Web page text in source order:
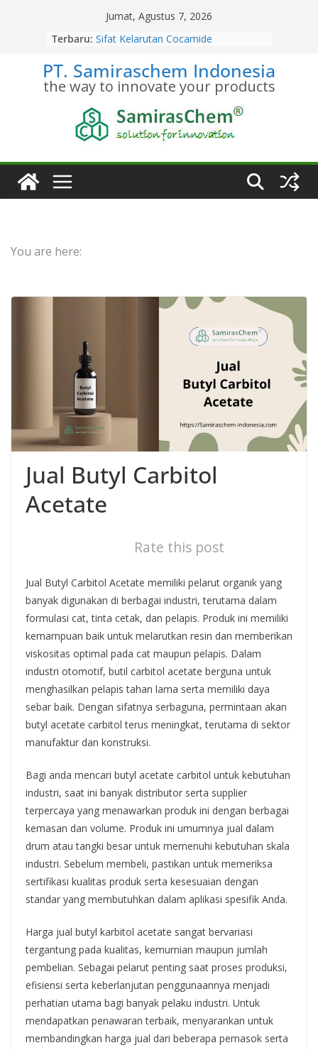
Jumat, Agustus 7, 2026
Terbaru: Sifat Kelarutan Cocamide
Distributor Cocamide
Diethanolamine Terpercaya
Kesetimbangan Kimia Cocamide
Diethanolamine
Kinetika Kimia Cocamide
Diethanolamine
Diethanolamine
PT. Samiraschem Indonesia
the way to innovate your products
You are here:
Jual Butyl Carbitol
Acetate
Rate this post
Jual Butyl Carbitol Acetate memiliki pelarut organik yang
banyak digunakan di berbagai industri, terutama dalam
formulasi cat, tinta cetak, dan pelapis. Produk ini memiliki
kemampuan baik untuk melarutkan resin dan memberikan
viskositas optimal pada cat maupun pelapis. Dalam
industri otomotif, butil carbitol acetate berguna untuk
menghasilkan pelapis tahan lama serta memiliki daya
sebar baik. Dengan sifatnya serbaguna, permintaan akan
butyl acetate carbitol terus meningkat, terutama di sektor
manufaktur dan konstruksi.
Bagi anda mencari butyl acetate carbitol untuk kebutuhan
industri, saat ini banyak distributor serta supplier
terpercaya yang menawarkan produk ini dengan berbagai
kemasan dan volume. Produk ini umumnya jual dalam
drum atau tangki besar untuk memenuhi kebutuhan skala
industri. Sebelum membeli, pastikan untuk memeriksa
sertifikasi kualitas produk serta kesesuaian dengan
standar yang membutuhkan dalam aplikasi spesifik Anda.
Harga jual butyl karbitol acetate sangat bervariasi
tergantung pada kualitas, kemurnian maupun jumlah
pembelian. Sebagai pelarut penting saat proses produksi,
efisiensi serta keberlanjutan penggunaannya menjadi
perhatian utama bagi banyak pelaku industri. Untuk
mendapatkan penawaran terbaik, menyarankan untuk
membandingkan harga jual dari beberapa pemasok serta